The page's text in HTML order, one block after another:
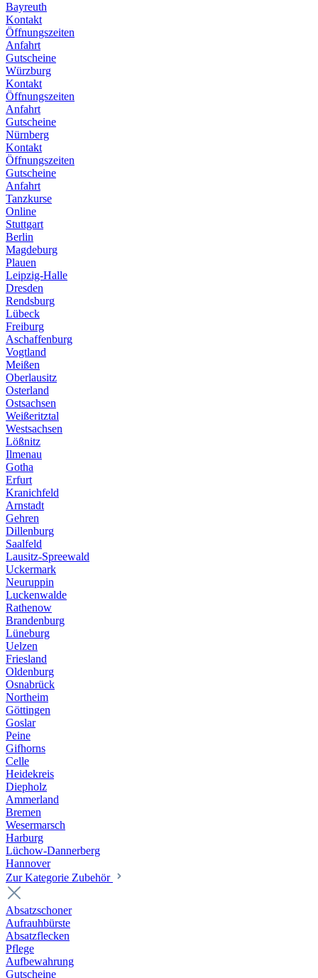
Bayreuth
Kontakt
Öffnungszeiten
Anfahrt
Gutscheine
Würzburg
Kontakt
Öffnungszeiten
Anfahrt
Gutscheine
Nürnberg
Kontakt
Öffnungszeiten
Gutscheine
Anfahrt
Tanzkurse
Online
Stuttgart
Berlin
Magdeburg
Plauen
Leipzig-Halle
Dresden
Rendsburg
Lübeck
Freiburg
Aschaffenburg
Vogtland
Meißen
Oberlausitz
Osterland
Ostsachsen
Weißeritztal
Westsachsen
Lößnitz
Ilmenau
Gotha
Erfurt
Kranichfeld
Arnstadt
Gehren
Dillenburg
Saalfeld
Lausitz-Spreewald
Uckermark
Neuruppin
Luckenwalde
Rathenow
Brandenburg
Lüneburg
Uelzen
Friesland
Oldenburg
Osnabrück
Northeim
Göttingen
Goslar
Peine
Gifhorns
Celle
Heidekreis
Diepholz
Ammerland
Bremen
Wesermarsch
Harburg
Lüchow-Dannerberg
Hannover
Zur Kategorie Zubehör
Absatzschoner
Aufrauhbürste
Absatzflecken
Pflege
Aufbewahrung
Gutscheine